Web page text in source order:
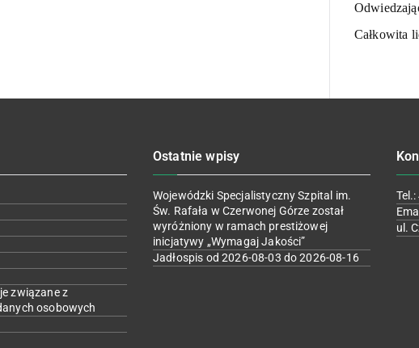
Całkowita
związane z
osobowych
Ostatnie wpisy
Wojewódzki Specjalistyczny Szpital im.
Św. Rafała w Czerwonej Górze został
wyróżniony w ramach prestiżowej
inicjatywy „Wymagaj Jakości”
Jadłospis od 2026-08-03 do 2026-08-16
ul.